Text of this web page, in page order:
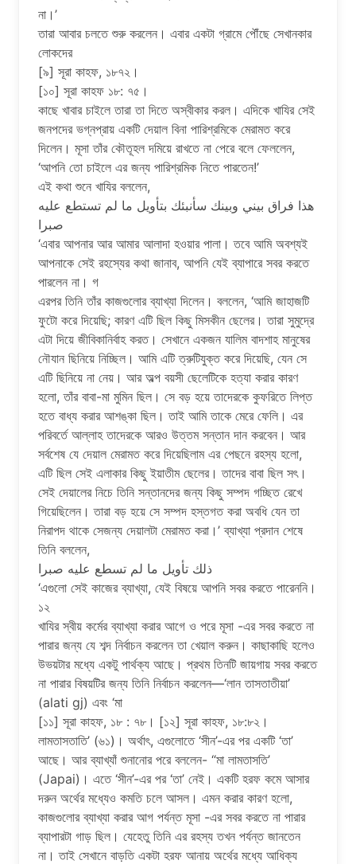
না।’
তারা আবার চলতে শুরু করলেন। এবার একটা গ্রামে পৌঁছে সেখানকার
লোকদের
[৯] সূরা কাহফ, ১৮৭২।
[১০] সূরা কাহফ ১৮: ৭৫।
কাছে খাবার চাইলে তারা তা দিতে অস্বীকার করল। এদিকে খাযির সেই
জনপদের ভগ্নপ্রায় একটি দেয়াল বিনা পারিশ্রমিকে মেরামত করে
দিলেন। মূসা তাঁর কৌতূহল দমিয়ে রাখতে না পেরে বলে ফেললেন,
‘আপনি তো চাইলে এর জন্য পারিশ্রমিক নিতে পারতেন!’
এই কথা শুনে খাযির বললেন,
هذا فراق بيني وبينك سأنبئك بتأويل ما لم تستطع عليه
صبرا
‘এবার আপনার আর আমার আলাদা হওয়ার পালা। তবে আমি অবশ্যই
আপনাকে সেই রহস্যের কথা জানাব, আপনি যেই ব্যাপারে সবর করতে
পারলেন না। গ
এরপর তিনি তাঁর কাজগুলোর ব্যাখ্যা দিলেন। বললেন, ‘আমি জাহাজটি
ফুটো করে দিয়েছি; কারণ এটি ছিল কিছু মিসকীন ছেলের। তারা সুমুদ্রে
এটা দিয়ে জীবিকানির্বাহ করত। সেখানে একজন যালিম বাদশাহ মানুষের
নৌযান ছিনিয়ে নিচ্ছিল। আমি এটি ত্রুটিযুক্ত করে দিয়েছি, যেন সে
এটি ছিনিয়ে না নেয়। আর অল্প বয়সী ছেলেটিকে হত্যা করার কারণ
হলো, তাঁর বাবা-মা মুমিন ছিল। সে বড় হয়ে তাদেরকে কুফরিতে লিপ্ত
হতে বাধ্য করার আশঙ্কা ছিল। তাই আমি তাকে মেরে ফেলি। এর
পরিবর্তে আল্লাহ তাদেরকে আরও উত্তম সন্তান দান করবেন। আর
সর্বশেষ যে দেয়াল মেরামত করে দিয়েছিলাম এর পেছনে রহস্য হলো,
এটি ছিল সেই এলাকার কিছু ইয়াতীম ছেলের। তাদের বাবা ছিল সৎ।
সেই দেয়ালের নিচে তিনি সন্তানদের জন্য কিছু সম্পদ গচ্ছিত রেখে
গিয়েছিলেন। তারা বড় হয়ে সে সম্পদ হস্তগত করা অবধি যেন তা
নিরাপদ থাকে সেজন্য দেয়ালটা মেরামত করা।’ ব্যাখ্যা প্রদান শেষে
তিনি বললেন,
ذلك تأويل ما لم تسطع عليه صبرا
‘এগুলো সেই কাজের ব্যাখ্যা, যেই বিষয়ে আপনি সবর করতে পারেননি।
১২
খাযির স্বীয় কর্মের ব্যাখ্যা করার আগে ও পরে মূসা -এর সবর করতে না
পারার জন্য যে শব্দ নির্বাচন করলেন তা খেয়াল করুন। কাছাকাছি হলেও
উভয়টার মধ্যে একটু পার্থক্য আছে। প্রথম তিনটি জায়গায় সবর করতে
না পারার বিষয়টির জন্য তিনি নির্বাচন করলেন—‘লান তাসতাতীয়া’
(alati gj) এবং ‘মা
[১১] সূরা কাহফ, ১৮ : ৭৮। [১২] সূরা কাহফ, ১৮:৮২।
লামতাসতাতি’ (৬১)। অর্থাৎ, এগুলোতে ‘সীন’-এর পর একটি ‘তা’
আছে। আর ব্যাখ্যাঁ শুনানোর পরে বললেন- “মা লামতাসতি’
(Japai)। এতে ‘সীন’-এর পর ‘তা’ নেই। একটি হরফ কমে আসার
দরুন অর্থের মধ্যেও কমতি চলে আসল। এমন করার কারণ হলো,
কাজগুলোর ব্যাখ্যা করার আগ পর্যন্ত মূসা -এর সবর করতে না পারার
ব্যাপারটা গাড় ছিল। যেহেতু তিনি এর রহস্য তখন পর্যন্ত জানতেন
না। তাই সেখানে বাড়তি একটা হরফ আনায় অর্থের মধ্যে আধিক্য